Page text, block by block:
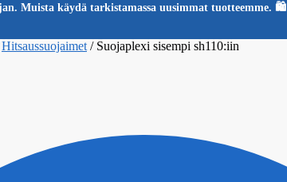
Muista käydä tarkistamassa uusimmat tuotteemme. 🛍️
Hitsaussuojaimet / Suojaplexi sisempi sh110:iin